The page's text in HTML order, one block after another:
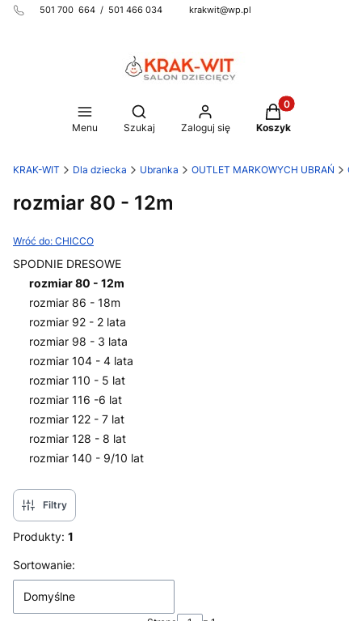
501 700 664 / 501 466 034 krakwit@wp.pl
Menu
Otwórz wyszukiwarkę
Szukaj Zaloguj się
Produkty w
Koszyk
KRAK-WIT Dla dziecka Ubranka OUTLET MARKOWYCH UBRAŃ
rozmiar 80 - 12m
Wróć do: CHICCO
SPODNIE DRESOWE
rozmiar 80 - 12m
rozmiar 86 - 18m
rozmiar 92 - 2 lata
rozmiar 98 - 3 lata
rozmiar 104 - 4 lata
rozmiar 110 - 5 lat
rozmiar 116 -6 lat
rozmiar 122 - 7 lat
rozmiar 128 - 8 lat
rozmiar 140 - 9/10 lat
Filtry
Produkty: 1
Lista produktów
Sortowanie:
Domyślne